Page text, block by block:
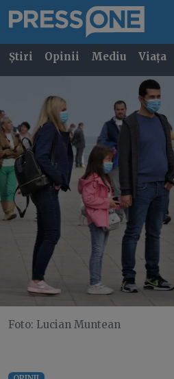
Știri Opinii Mediu Viața
Foto: Lucian Muntean